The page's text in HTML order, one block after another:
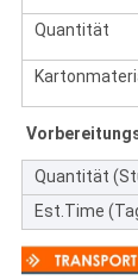
Quantität
Quantität
Est.Time